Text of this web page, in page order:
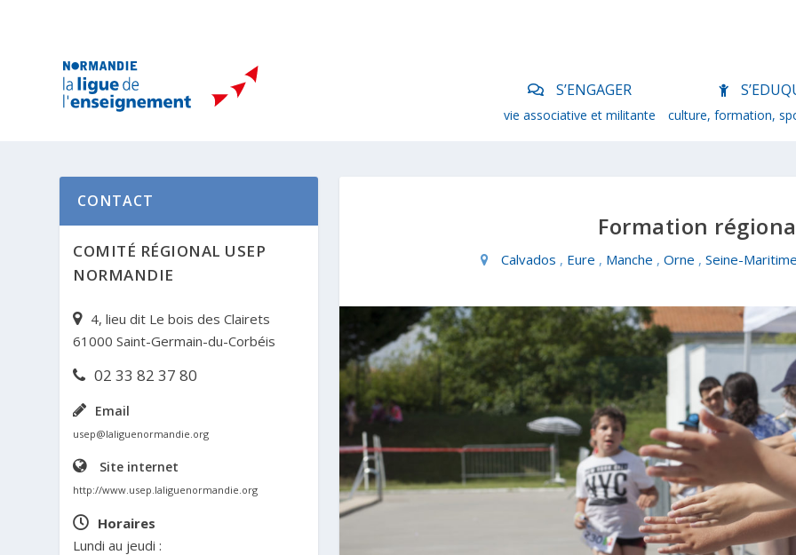
S’ENGAGER
vie associative et militante culture, formation,
Formation
Calvados , Eure , Manche ,Orne ,Seine-
CONTACT
COMITÉ RÉGIONAL USEP
NORMANDIE
4, lieu dit Le bois des Clairets
61000 Saint-Germain-du-Corbéis
02 33 82 37 80
Email
usep@laliguenormandie.org
Site internet
http://www.usep.laliguenormandie.org
Horaires
Lundi au jeudi :